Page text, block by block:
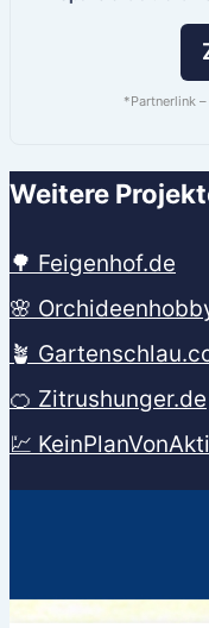
*Partnerlink
Weitere
🌳 Feigenhof.de
🌸
🪴
🍊 Zitrushunger.de
💹